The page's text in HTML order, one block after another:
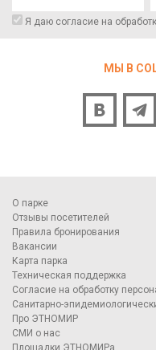
Я даю согласие на
МЫ В
О парке
Отзывы посетителей
Правила бронирования
Вакансии
Карта парка
Техническая поддержка
Согласие на обработку
Санитарно-
Про ЭТНОМИР
СМИ о нас
Площадки ЭТНОМИРа